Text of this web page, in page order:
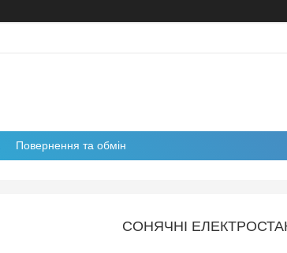
Повернення та обмін
CОНЯЧНІ